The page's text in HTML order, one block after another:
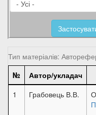
Тип матеріалів:
№
Автор/укладач
1
Грабовець В.В.